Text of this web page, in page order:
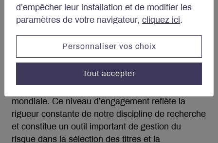
d’empêcher leur installation et de modifier les
paramètres de votre navigateur, cliquez ici.
Personnaliser vos choix
Tout accepter
ont résulté.
Notre engagement envers la recherche
fondamentale interne est resté au cœur de notre
processus d’investissement. Au cours de l’année
2025, notre équipe de recherche a mené plus de
700 rencontres avec les équipes de direction des
mondiale. Ce niveau d’engagement reflète la
rigueur constante de notre discipline de recherche
et constitue un outil important de gestion du
risque dans la sélection des titres et la